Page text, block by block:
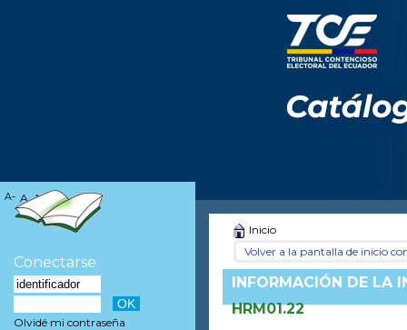
Inicio
Volver a la pantalla de inicio
INFORMACIÓN DE LA
HRM01.22
A- A A+
Conectarse
Olvidé mi contraseña